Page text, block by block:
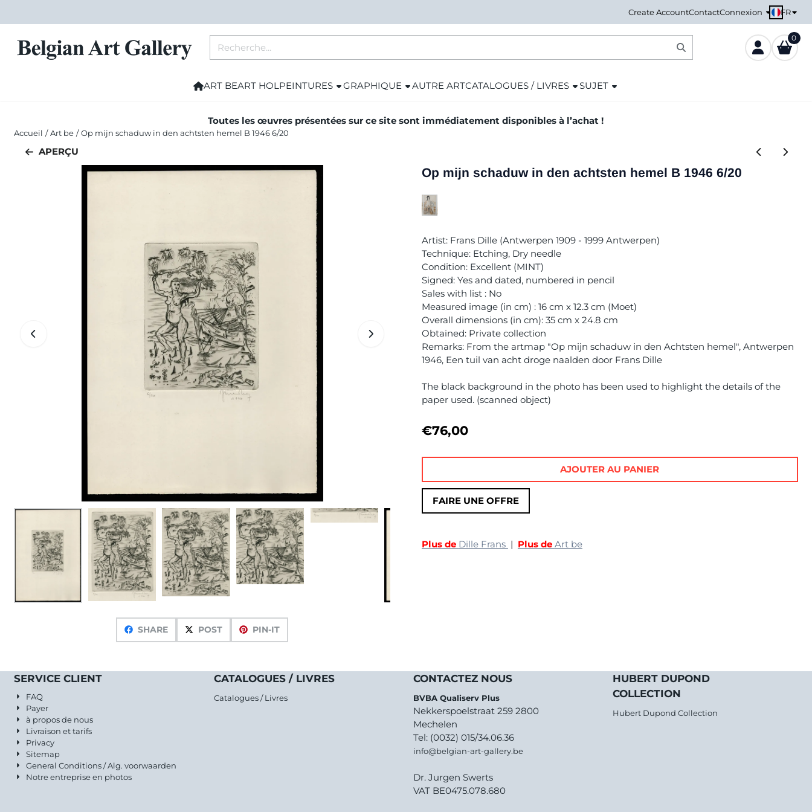
Create AccountContactConnexion FR
0
ART BEART HOLPEINTURES GRAPHIQUE AUTRE ARTCATALOGUES / LIVRES SUJET
Toutes les œuvres présentées sur ce site sont immédiatement disponibles à l’achat !
Accueil / Art be / Op mijn schaduw in den achtsten hemel B 1946 6/20
APERÇU
SHARE POST PIN-IT
Op mijn schaduw in den achtsten hemel B 1946 6/20
Artist: Frans Dille (Antwerpen 1909 - 1999 Antwerpen)
Technique: Etching, Dry needle
Condition: Excellent (MINT)
Signed: Yes and dated, numbered in pencil
Sales with list : No
Measured image (in cm) : 16 cm x 12.3 cm (Moet)
Overall dimensions (in cm): 35 cm x 24.8 cm
Obtained: Private collection
Remarks: From the artmap "Op mijn schaduw in den Achtsten hemel", Antwerpen
1946, Een tuil van acht droge naalden door Frans Dille
The black background in the photo has been used to highlight the details of the
paper used. (scanned object)
€76,00
FAIRE UNE OFFRE
AJOUTER AU PANIER
Plus de Dille Frans | Plus de Art be
SERVICE CLIENT
FAQ
Payer
à propos de nous
Livraison et tarifs
Privacy
Sitemap
General Conditions / Alg. voorwaarden
Notre entreprise en photos
CATALOGUES / LIVRES
Catalogues / Livres
CONTACTEZ NOUS
BVBA Qualiserv Plus
Nekkerspoelstraat 259 2800
Mechelen
Tel: (0032) 015/34.06.36
info@belgian-art-gallery.be
Dr. Jurgen Swerts
VAT BE0475.078.680
HUBERT DUPOND
COLLECTION
Hubert Dupond Collection